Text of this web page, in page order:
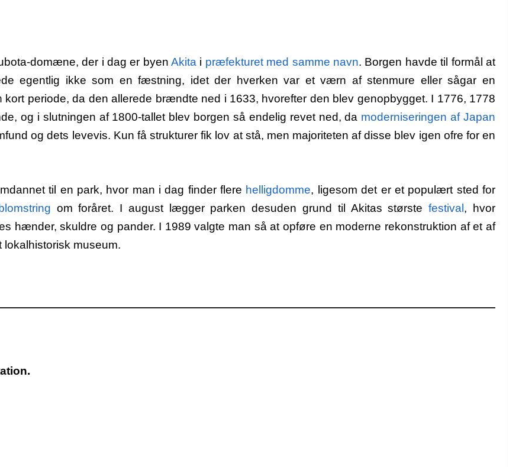
domæne, der i dag er byenAkita i præfekturet med samme navn. Borgen havde til formål at
egentlig ikke som en fæstning, idet der hverken var et værn af stenmure eller sågar en
periode, da den allerede brændte ned i 1633, hvorefter den blev genopbygget. I 1776, 1778
og i slutningen af 1800-tallet blev borgen så endelig revet ned, da moderniseringen af Japan
og dets levevis. Kun få strukturer fik lov at stå, men majoriteten af disse blev igen ofre for en
til en park, hvor man i dag finder flere helligdomme, ligesom det er et populært sted for
om foråret. I august lægger parken desuden grund til Akitas størstefestival , hvor
hænder, skuldre og pander. I 1989 valgte man så at opføre en moderne rekonstruktion af et af
museum.